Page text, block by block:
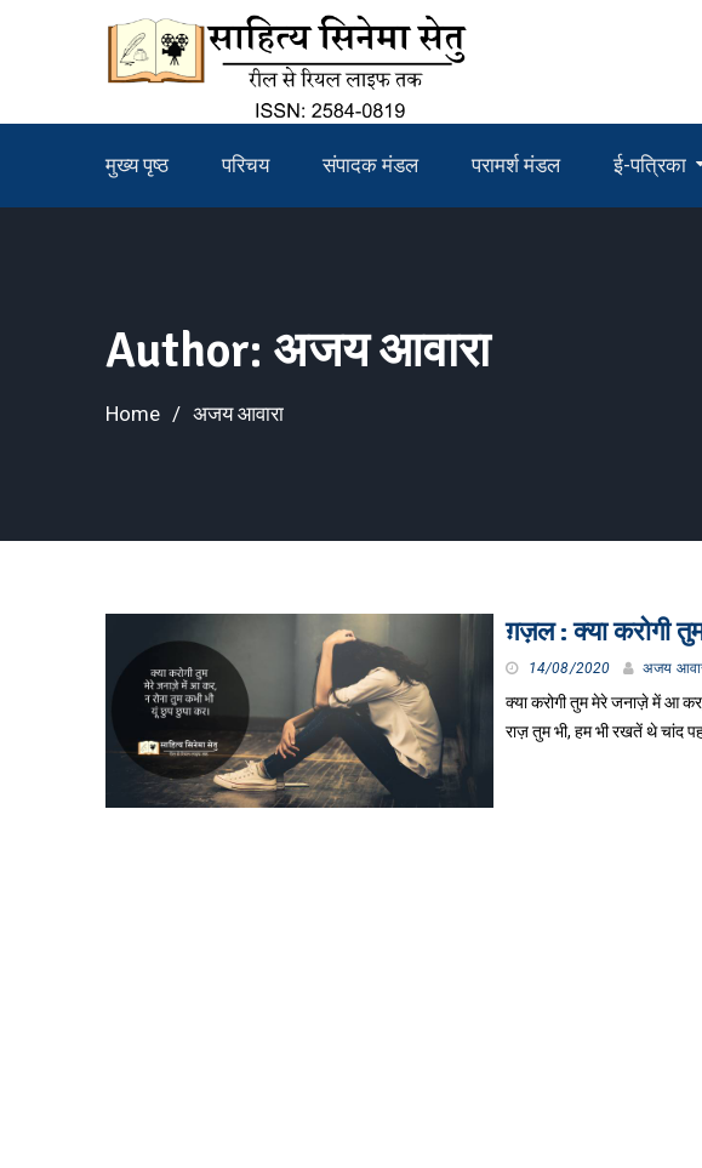
मुख्य पृष्ठ परिचय संपादक मंडल परामर्श मंडल ई-पत्रिका
Author: अजय आवारा
Home अजय आवारा
ग़ज़ल : क्या करोगी
14/08/2020 अजय
क्या करोगी तुम मेरे जनाज़े में आ
राज़ तुम भी, हम भी रखतें थे चांद